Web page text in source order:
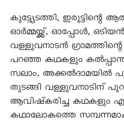
കുട്ട്യേടത്തി, ഇരുട്ടിന്റെ
ഓർമ്മയ്ക്ക്, ഓപ്പോൾ,
വള്ളുവനാടൻ
പറഞ്ഞ കഥകളും
സലാം, അക്കൽദാമയിൽ
തുടങ്ങി വള്ളുവനാടിന്
ആവിഷ്കരിച്ച കഥകളും
കഥാലോകത്തെ